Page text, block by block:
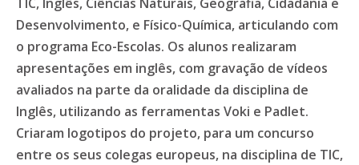
Desenvolvimento, e Físico-Química, articulando com
o programa Eco-Escolas. Os alunos realizaram
apresentações em inglês, com gravação de vídeos
avaliados na parte da oralidade da disciplina de
Inglês, utilizando as ferramentas Voki e Padlet.
Criaram logotipos do projeto, para um concurso
entre os seus colegas europeus, na disciplina de TIC,